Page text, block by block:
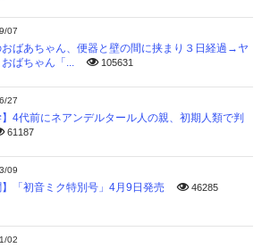
07
ばあちゃん、便器と壁の間に挟まり３日経過→ヤ
ばちゃん「...
105631
27
】4代前にネアンデルタール人の親、初期人類で判
61187
09
】「初音ミク特別号」4月9日発売 46285
02